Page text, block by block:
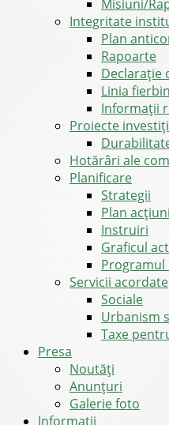
Misiuni/
Integritate
Plan
Rapoarte
Declarație
Linia
Informații
Proiecte
Hotărâri ale
Planificare
Strategii
Plan
Instruiri
Graficul
Programul
Servicii acordate
Sociale
Urbanism
Taxe
Presa
Noutăţi
Anunţuri
Galerie foto
Informații